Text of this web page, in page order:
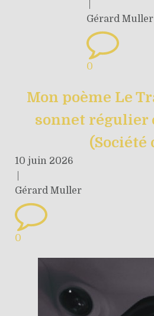
Gérard Muller
0
Mon poème Le
sonnet régulier
(Société
10 juin 2026
Gérard Muller
0